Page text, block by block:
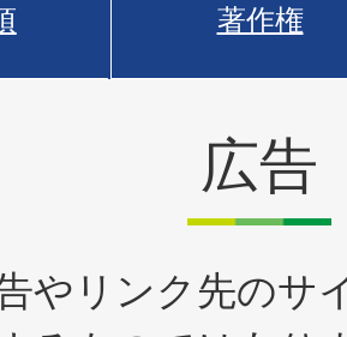
著作権
広告
やリンク先のサ